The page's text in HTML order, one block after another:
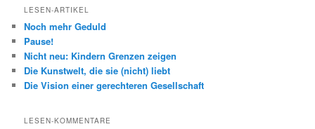
LESEN-ARTIKEL
Noch mehr Geduld
Pause!
Nicht neu: Kindern Grenzen zeigen
Die Kunstwelt, die sie (nicht) liebt
Die Vision einer gerechteren Gesellschaft
LESEN-KOMMENTARE